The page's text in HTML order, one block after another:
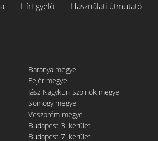
Hírfigyelő Használati útmutató
Baranya megye
Fejér megye
Jász-Nagykun-Szolnok megye
Somogy megye
Veszprém megye
Budapest 3. kerület
Budapest 7. kerület